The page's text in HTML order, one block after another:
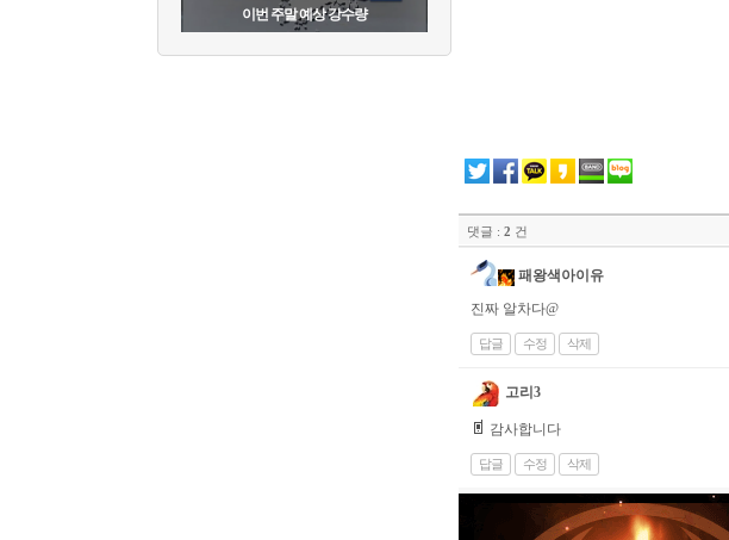
이번 주말 예상 강수량
댓글 : 2 건
패왕색아이유
진짜 알차다@
답글 수정 삭제
고리3
감사합니다
답글 수정 삭제